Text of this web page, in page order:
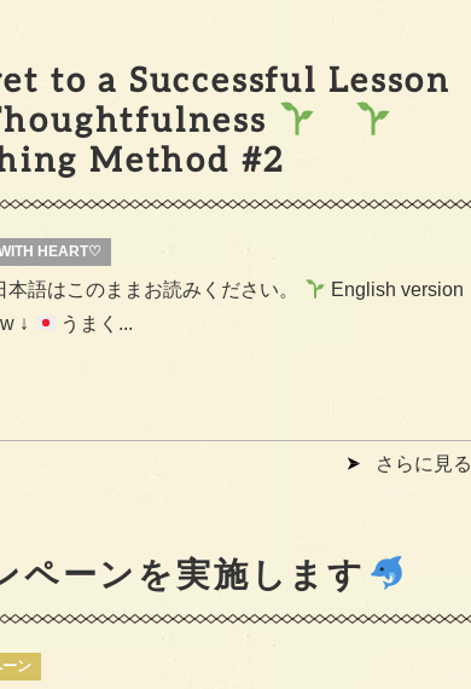
to a Successful Lesson
Method #2
HEART♡
本語はこのままお読みください。
English version
↓
うまく...
さらに見る
ペーンを実施します
ン